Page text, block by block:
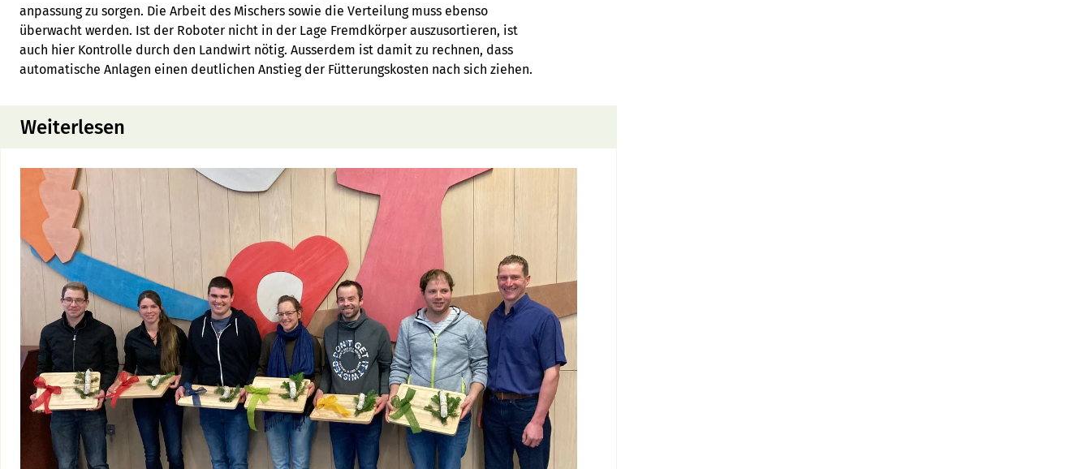
anpassung zu sorgen. Die Arbeit des Mischers sowie die Verteilung muss ebenso
überwacht werden. Ist der Roboter nicht in der Lage Fremdkörper auszusortieren, ist
auch hier Kontrolle durch den Landwirt nötig. Ausserdem ist damit zu rechnen, dass
automatische Anlagen einen deutlichen Anstieg der Fütterungskosten nach sich ziehen.
Weiterlesen